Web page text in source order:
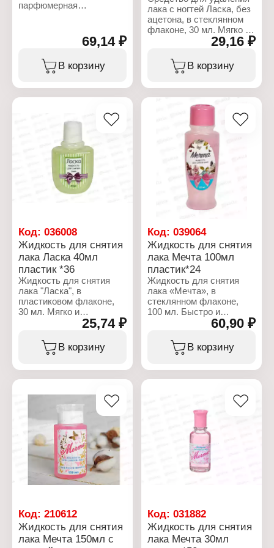
парфюмерная
Характеристики:
Тип товара: Жидкость
для снятия лака
маникюра и педикюра
Особенность: без
Упаковка: стеклянный
Объем: 100 мл
69,14 ₽
В корзину
лака с ногтей Ласка, без
ацетона, в стеклянном
флаконе, 30 мл. Мягко и
эффективно удаляет
любой лак, не повреждая
структуру ногтей.
Специальная мягкая
обезжиривание ногтевой
пластины, отлично
подходит для тонких и
ломких ногтей. Нанести
жидкость на поверхность
ногтя ватным тампоном и
удалить старый лак.
Характеристики:
Бренд: Ласка
Тип товара: Жидкость
Назначение: для
маникюра и педикюра
Особенность: без
ацетона
Упаковка: стеклянный
флакон
Объем: 30 мл
29,16 ₽
В корзину
Код: 036008
Жидкость для снятия
лака Ласка 40мл
пластик *36
Жидкость для снятия
лака "Ласка", в
пластиковом флаконе,
30 мл. Мягко и
эффективно удаляет
любой лак, не повреждая
структуру ногтей.
Специальная формула
подходит для тонких и
ломких ногтей. Может
использоваться для
снятия лака с накладных
ногтей.
Характеристики:
Бренд: Ласка
Тип товара: Жидкость
для снятия лака
маникюра и педикюра
Упаковка: пластиковый
флакон
Объем: 40 мл
25,74 ₽
В корзину
Код:039064
Жидкость для снятия
лака Мечта 100мл
пластик*24
Жидкость для снятия
лака «Мечта», в
стеклянном флаконе,
100 мл. Быстро и
эффективно удаляет
любой лак, не повреждая
ногтевую пластину.
Имеет приятный аромат,
справляется с любым
лаком, противодействует
попаданию красящих
пигментов в ногтевую
пластину. Добавка
изопропанола и
бутилацетата смягчает
действие ацетона.
Тип товара: Жидкость
для снятия лака
Назначение: для
маникюра и педикюра
60,90 ₽
В корзину
Код: 210612
Жидкость для снятия
лака Мечта 150мл с
Код:031882
Жидкость для снятия
лака Мечта 30мл